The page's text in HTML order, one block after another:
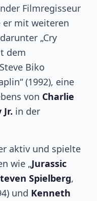
Filmregisseur
er mit weiteren
„Cry
dem
Biko
(1992), eine
von Charlie
in der
aktiv und spielte
wie „Jurassic
Spielberg,
und Kenneth